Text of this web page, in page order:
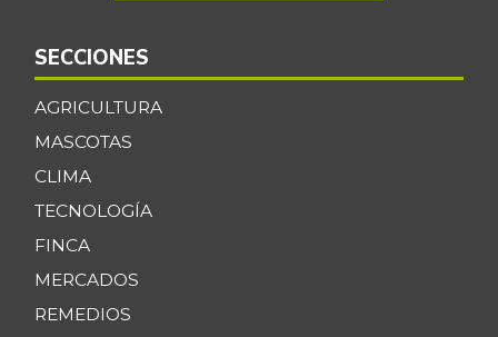
SECCIONES
AGRICULTURA
MASCOTAS
CLIMA
TECNOLOGÍA
FINCA
MERCADOS
REMEDIOS